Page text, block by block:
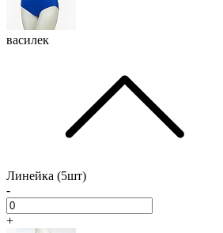
василек
Линейка (5шт)
-
+